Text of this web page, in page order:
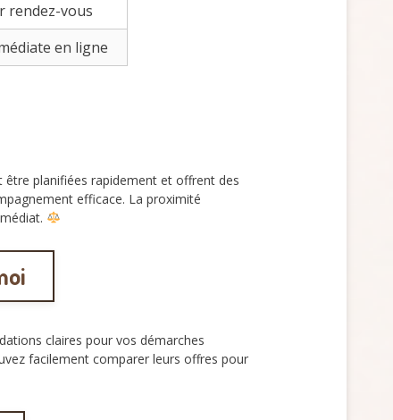
rendez-vous
en ligne
planifiées rapidement et offrent des
efficace. La proximité
claires pour vos démarches
facilement comparer leurs offres pour